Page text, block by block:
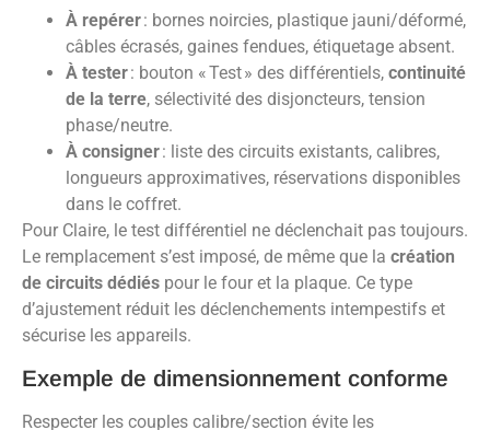
À repérer: bornes noircies, plastique jauni/déformé,
câbles écrasés, gaines fendues, étiquetage absent.
À tester: bouton « Test » des différentiels, continuité
de la terre, sélectivité des disjoncteurs, tension
phase/neutre.
À consigner: liste des circuits existants, calibres,
longueurs approximatives, réservations disponibles
dans le coffret.
Pour Claire, le test différentiel ne déclenchait pas toujours.
Le remplacement s’est imposé, de même que la création
de circuits dédiés pour le four et la plaque. Ce type
d’ajustement réduit les déclenchements intempestifs et
sécurise les appareils.
Exemple de dimensionnement conforme
Respecter les couples calibre/section évite les